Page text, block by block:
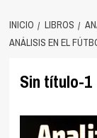
INICIO LIBROS
ANÁLISIS EN EL
Sin título-1